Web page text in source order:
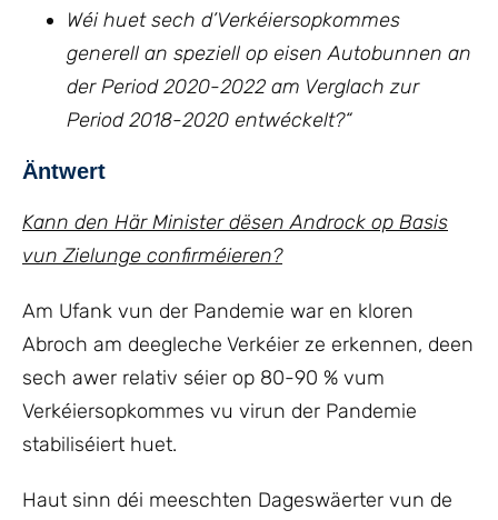
Wéi huet sech d’Verkéiersopkommes
generell an speziell op eisen Autobunnen an
der Period 2020-2022 am Verglach zur
Period 2018-2020 entwéckelt?“
Äntwert
Kann den Här Minister dësen Androck op Basis
vun Zielunge confirméieren?
Am Ufank vun der Pandemie war en kloren
Abroch am deegleche Verkéier ze erkennen, deen
sech awer relativ séier op 80-90 % vum
Verkéiersopkommes vu virun der Pandemie
stabiliséiert huet.
Haut sinn déi meeschten Dageswäerter vun de